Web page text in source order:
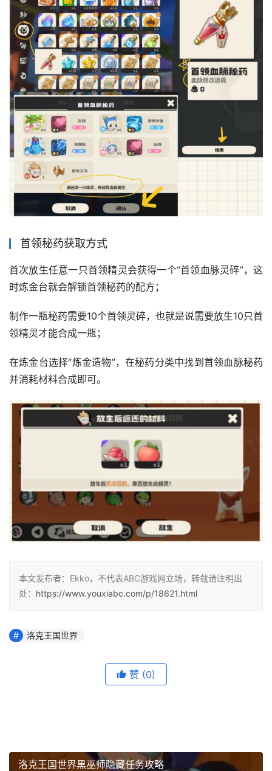
首领秘药获取方式
首次放生任意一只首领精灵会获得一个“首领血脉灵碎”，这
时炼金台就会解锁首领秘药的配方；
制作一瓶秘药需要10个首领灵碎，也就是说需要放生10只首
领精灵才能合成一瓶；
在炼金台选择“炼金造物”，在秘药分类中找到首领血脉秘药
并消耗材料合成即可。
本文发布者：Ekko，不代表ABC游戏网立场，转载请注明出
处： https://www.youxiabc.com/p/18621.html
洛克王国世界
赞 (0)
洛克王国世界黑巫师隐藏任务攻略